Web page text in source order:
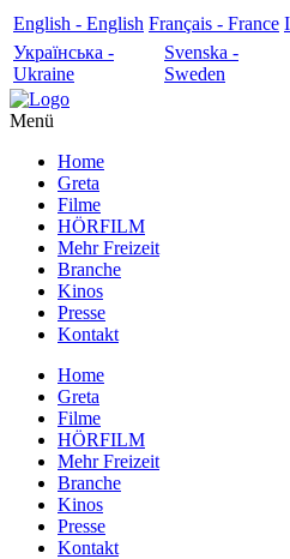
English - English Français - France
Українська -
Ukraine
Svenska -
Sweden
Menü
Home
Greta
Filme
HÖRFILM
Mehr Freizeit
Branche
Kinos
Presse
Kontakt
Home
Greta
Filme
HÖRFILM
Mehr Freizeit
Branche
Kinos
Presse
Kontakt